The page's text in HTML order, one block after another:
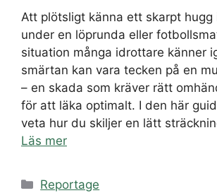
Att plötsligt känna ett skarpt hugg
under en löprunda eller
situation många idrottare känner
smärtan kan vara tecken på en
– en skada som kräver rätt
för att läka optimalt. I den här
veta hur du skiljer en lätt
Läs mer
Kategorier
Reportage